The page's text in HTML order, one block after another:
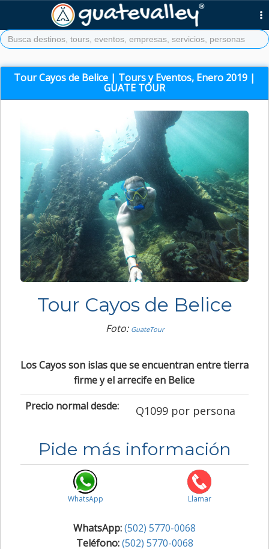
Tour Cayos de Belice | Tours y Eventos, Enero 2019 |
GUATE TOUR
Tour Cayos de Belice
Foto: GuateTour
Los Cayos son islas que se encuentran entre tierra
firme y el arrecife en Belice
Precio normal desde:
Q1099 por persona
Pide más información
WhatsApp Llamar
WhatsApp:(502) 5770-0068
Teléfono: (502) 5770-0068